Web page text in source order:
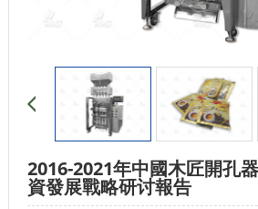
2016-2021年中國木匠開孔
資發展戰略研讨報告